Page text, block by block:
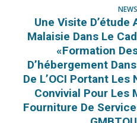
Une Visite D’étude
Malaisie Dans Le
«Formation
D’hébergement
De L’OCI Portant
Convivial Pour Les
Fourniture De